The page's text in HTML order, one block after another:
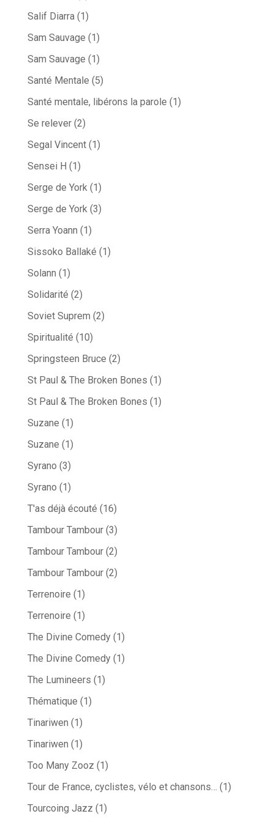
Salif Diarra(1)
Sam Sauvage (1)
Sam Sauvage (1)
Santé Mentale (5)
Santé mentale, libérons la parole (1)
Se relever(2)
Segal Vincent(1)
Sensei H (1)
Serge de York(1)
Serge de York(3)
Serra Yoann (1)
Sissoko Ballaké (1)
Solann (1)
Solidarité (2)
Soviet Suprem (2)
Spiritualité (10)
Springsteen Bruce (2)
St Paul & The Broken Bones (1)
St Paul & The Broken Bones (1)
Suzane (1)
Suzane (1)
Syrano (3)
Syrano (1)
T'as déjà écouté (16)
Tambour Tambour(3)
Tambour Tambour(2)
Tambour Tambour(2)
Terrenoire (1)
Terrenoire (1)
The Divine Comedy(1)
The Divine Comedy(1)
The Lumineers (1)
Thématique (1)
Tinariwen (1)
Tinariwen (1)
Too Many Zooz (1)
Tour de France, cyclistes, vélo et chansons… (1)
Tourcoing Jazz (1)